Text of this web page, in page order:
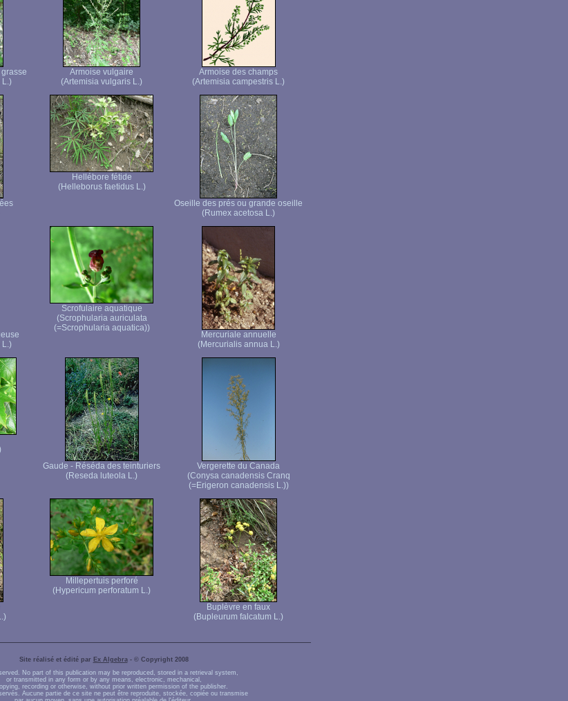
Armoise vulgaire
(Artemisia vulgaris L.)
Armoise des champs
(Artemisia campestris L.)
Hellébore fétide
(Helleborus faetidus L.)
Oseille des prés ou grande oseille
(Rumex acetosa L.)
Scrofulaire aquatique
(Scrophularia auriculata
(=Scrophularia aquatica))
Mercuriale annuelle
(Mercurialis annua L.)
Gaude - Réséda des teinturiers
(Reseda luteola L.)
Vergerette du Canada
(Conysa canadensis Cranq
(=Erigeron canadensis L.))
Millepertuis perforé
(Hypericum perforatum L.)
Buplèvre en faux
(Bupleurum falcatum L.)
Site réalisé et édité par Ex Algebra- © Copyright 2008
No part of this publication may be reproduced, stored in a retrieval system,
or transmitted in any form or by any means, electronic, mechanical,
recording or otherwise, without prior written permission of the publisher.
Aucune partie de ce site ne peut être reproduite, stockée, copiée ou transmise